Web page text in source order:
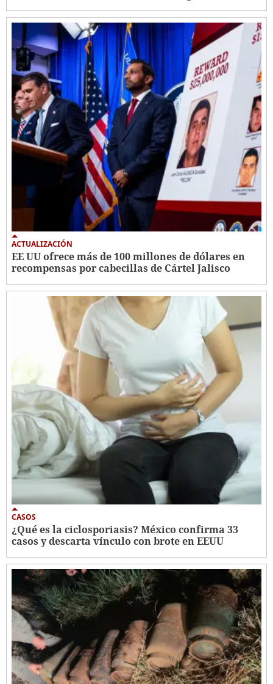
ACTUALIZACIÓN
EE UU ofrece más de 100 millones de dólares en
recompensas por cabecillas de Cártel Jalisco
CASOS
¿Qué es la ciclosporiasis? México confirma 33
casos y descarta vínculo con brote en EEUU